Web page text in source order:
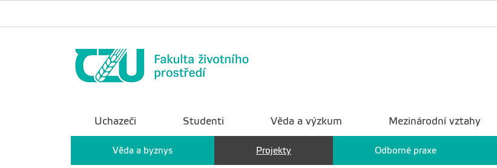
Uchazeči Studenti Věda a výzkum Mezinárodní vztahy
Věda a byznys Projekty Odborné praxe